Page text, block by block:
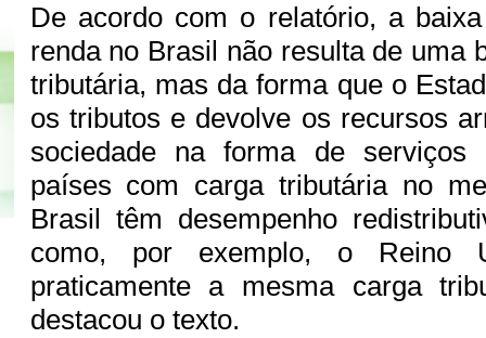
De acordo com o relatório, a
renda no Brasil não resulta de uma
tributária, mas da forma que o
os tributos e devolve os recursos
sociedade na forma de serviços
países com carga tributária no
Brasil têm desempenho
como, por exemplo, o Reino
praticamente a mesma carga
destacou o texto.